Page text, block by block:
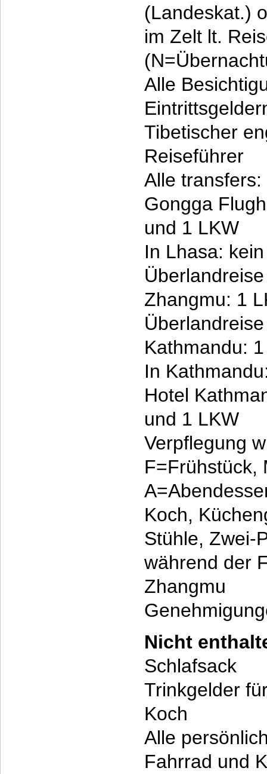
(Landeskat.)
im Zelt lt.
Alle
Tibetischer
Reiseführer
Alle transfers:
Gongga
und 1 LKW
In Lhasa:
Zhangmu: 1
Kathmandu:
In
Hotel
und 1 LKW
Verpflegung
F=Frühstück,
Koch,
Stühle, Zwei-
während der
Zhangmu
Nicht
Schlafsack
Trinkgelder
Koch
Alle
Fahrrad und